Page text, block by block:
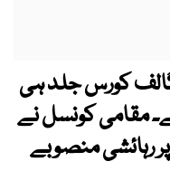
تاریخی گالف کورس جلد ہی
مقامی کونسل نے
رہائشی منصوبے